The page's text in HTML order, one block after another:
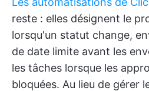
reste : elles désignent le
lorsqu'un statut change,
de date limite avant les
les tâches lorsque les
bloquées. Au lieu de gérer